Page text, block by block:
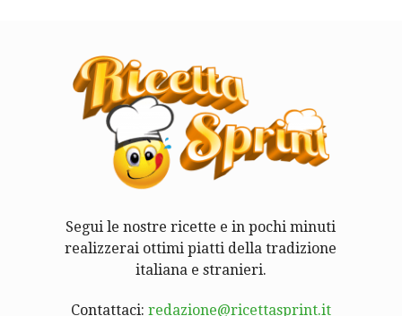
Segui le nostre ricette e in pochi minuti
realizzerai ottimi piatti della tradizione
italiana e stranieri.
Contattaci: redazione@ricettasprint.it